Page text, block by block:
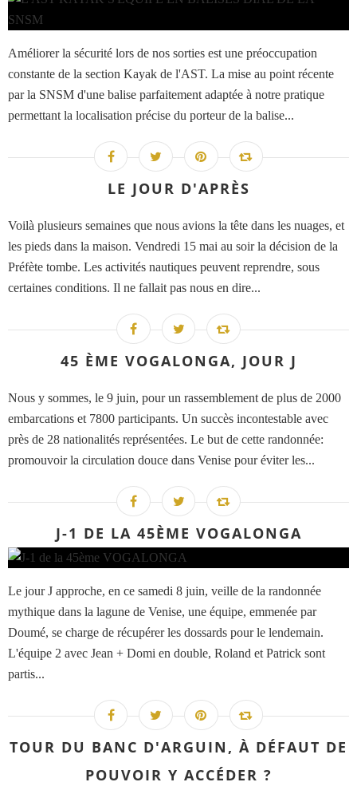
Améliorer la sécurité lors de nos sorties est une préoccupation
constante de la section Kayak de l'AST. La mise au point récente
par la SNSM d'une balise parfaitement adaptée à notre pratique
permettant la localisation précise du porteur de la balise...
LE JOUR D'APRÈS
Voilà plusieurs semaines que nous avions la tête dans les nuages, et
les pieds dans la maison. Vendredi 15 mai au soir la décision de la
Préfète tombe. Les activités nautiques peuvent reprendre, sous
certaines conditions. Il ne fallait pas nous en dire...
45 ÈME VOGALONGA, JOUR J
Nous y sommes, le 9 juin, pour un rassemblement de plus de 2000
embarcations et 7800 participants. Un succès incontestable avec
près de 28 nationalités représentées. Le but de cette randonnée:
promouvoir la circulation douce dans Venise pour éviter les...
J-1 DE LA 45ÈME VOGALONGA
Le jour J approche, en ce samedi 8 juin, veille de la randonnée
mythique dans la lagune de Venise, une équipe, emmenée par
Doumé, se charge de récupérer les dossards pour le lendemain.
L'équipe 2 avec Jean + Domi en double, Roland et Patrick sont
partis...
TOUR DU BANC D'ARGUIN, À DÉFAUT DE
POUVOIR Y ACCÉDER ?